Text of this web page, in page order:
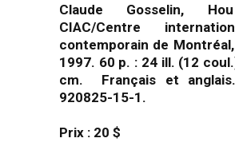
Claude Gosselin,
CIAC/Centre
contemporain de
1997. 60 p. : 24 ill. (12
cm. Français et
920825-15-1.
Prix : 20 $